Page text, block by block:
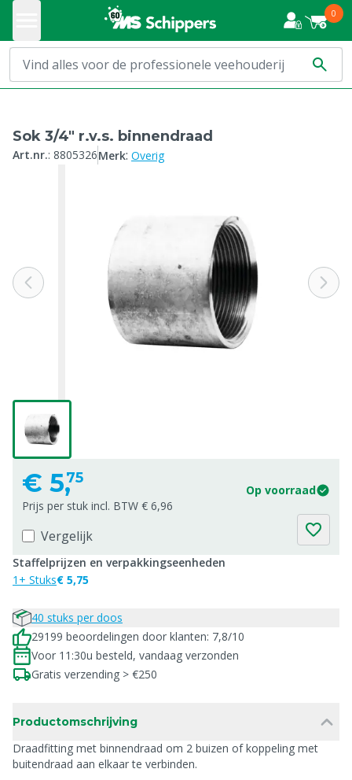
0
Sok 3/4" r.v.s. binnendraad
Art.nr.: 8805326Merk: Overig
€ 5,75
Op voorraad
Prijs per stuk incl. BTW € 6,96
Vergelijk
Staffelprijzen en verpakkingseenheden
1+ Stuks€ 5,75
40 stuks per doos
29199 beoordelingen door klanten: 7,8/10
Voor 11:30u besteld, vandaag verzonden
Gratis verzending > €250
Productomschrijving
Draadfitting met binnendraad om 2 buizen of koppeling met
buitendraad aan elkaar te verbinden.